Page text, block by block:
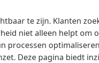
te zijn. Klanten
niet alleen helpt om
processen
Deze pagina biedt